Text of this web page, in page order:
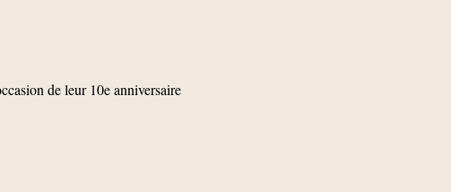
de leur 10e anniversaire